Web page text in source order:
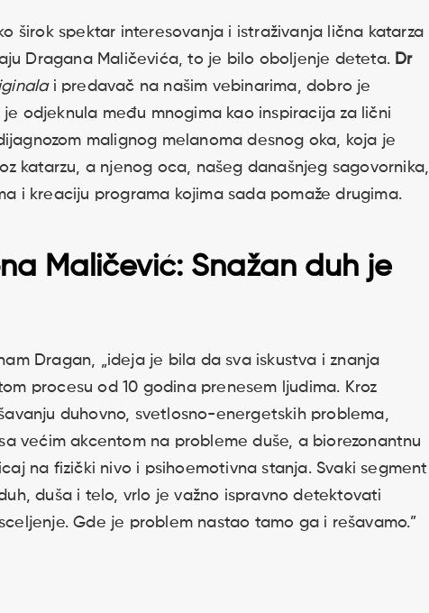
širok spektar interesovanja i istraživanja lična katarza
Dragana Maličevića, to je bilo oboljenje deteta. Dr
i predavač na našim vebinarima, dobro je
odjeknula među mnogima kao inspiracija za lični
malignog melanoma desnog oka, koja je
katarzu, a njenog oca, našeg današnjeg sagovornika,
i kreaciju programa kojima sada pomaže drugima.
Maličević: Snažan duh je
Dragan, „ideja je bila da sva iskustva i znanja
procesu od 10 godina prenesem ljudima. Kroz
duhovno, svetlosno-energetskih problema,
većim akcentom na probleme duše, a biorezonantnu
na fizički nivo i psihoemotivna stanja. Svaki segment
duša i telo, vrlo je važno ispravno detektovati
Gde je problem nastao tamo ga i rešavamo.”